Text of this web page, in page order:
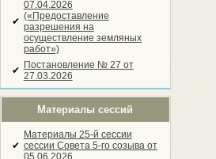
✔
07.04.2026
(«Предоставление
разрешения на
осуществление земляных
работ»)
✔ Постановление № 27 от
27.03.2026
Материалы сессий
✔
Материалы 25-й сессии
сессии Совета 5-го созыва от
05.06.2026